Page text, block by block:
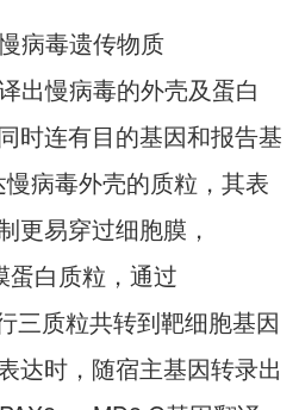
病毒遗传物质
出慢病毒的外壳及蛋白
时连有目的基因和报告基
病毒外壳的质粒，其表
更易穿过细胞膜，
蛋白质粒，通过
三质粒共转到靶细胞基因
达时，随宿主基因转录出